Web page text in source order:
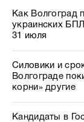
Как Волгоград
украинских
31 июля
Силовики и
Волгограде
корни» другие
Кандидаты в